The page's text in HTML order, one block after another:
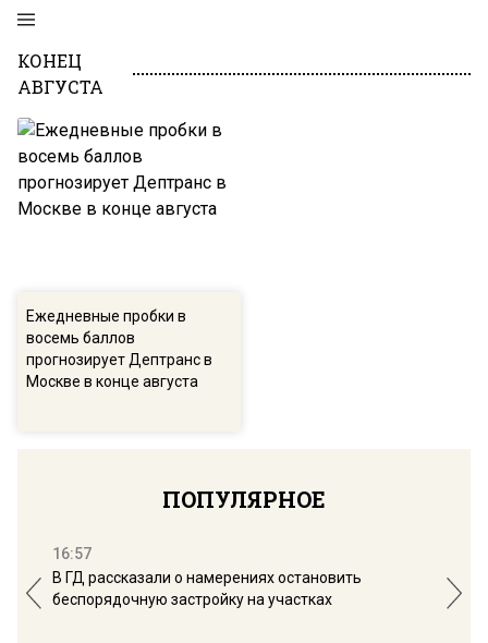
КОНЕЦ
АВГУСТА
Ежедневные пробки в
восемь баллов
прогнозирует Дептранс в
Москве в конце августа
ПОПУЛЯРНОЕ
16:57
В ГД рассказали о намерениях остановить
беспорядочную застройку на участках